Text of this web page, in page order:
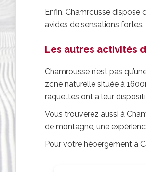
Enfin, Chamrousse dispose
avides de sensations fortes.
Les autres activités
Chamrousse n’est pas
zone naturelle située à
raquettes ont a leur
Vous trouverez aussi à
de montagne, une
Pour votre hébergement à